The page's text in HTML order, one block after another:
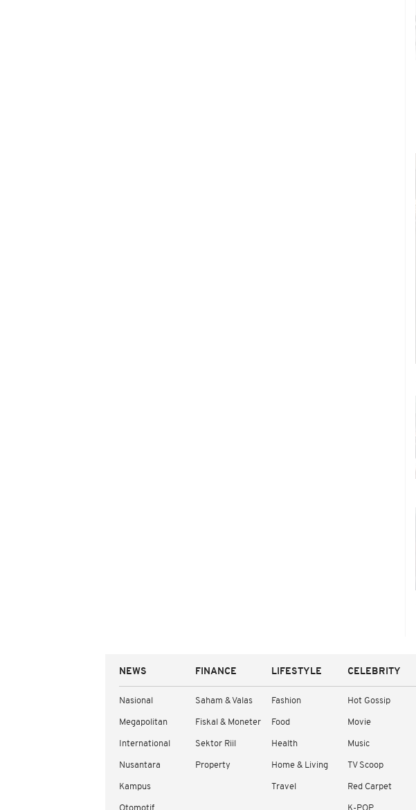
NEWS
Nasional
Megapolitan
International
Nusantara
Kampus
FINANCE
Saham & Valas
Fiskal & Moneter
Sektor Riil
Property
LIFESTYLE
Fashion
Food
Health
Home & Living
Travel
CELEBRITY
Hot Gossip
Movie
Music
TV Scoop
Red Carpet